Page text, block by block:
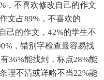
，不喜欢修改自己的作文
文占89%，不喜欢的
己的作文，42%的学生不
，错别字检查最容易找
36%能找到，标点28%能
理不清或详略不当22%能